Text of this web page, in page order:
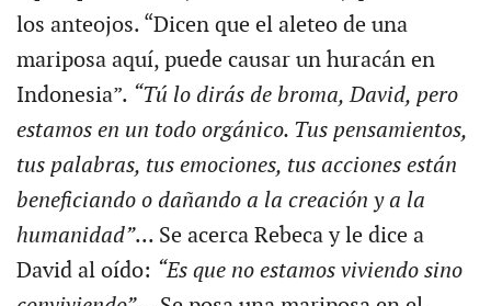
los anteojos. “Dicen que el aleteo de una
mariposa aquí, puede causar un huracán en
Indonesia”. “Tú lo dirás de broma, David, pero
estamos en un todo orgánico. Tus pensamientos,
tus palabras, tus emociones, tus acciones están
beneficiando o dañando a la creación y a la
humanidad”... Se acerca Rebeca y le dice a
David al oído: “Es que no estamos viviendo sino